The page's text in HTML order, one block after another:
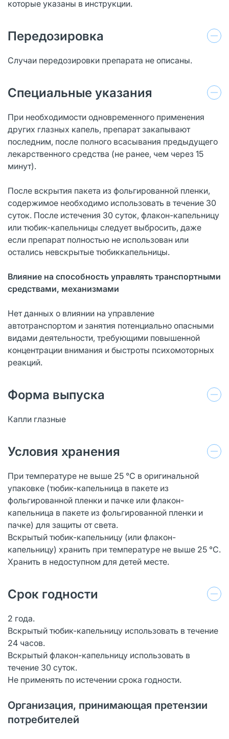
которые указаны в инструкции.
Передозировка
Случаи передозировки препарата не описаны.
Специальные указания
При необходимости одновременного применения
других глазных капель, препарат закапывают
последним, после полного всасывания предыдущего
лекарственного средства (не ранее, чем через 15
минут).
После вскрытия пакета из фольгированной пленки,
содержимое необходимо использовать в течение 30
суток. После истечения 30 суток, флакон-капельницу
или тюбик-капельницы следует выбросить, даже
если препарат полностью не использован или
остались невскрытые тюбиккапельницы.
Влияние на способность управлять транспортными
средствами, механизмами
Нет данных о влиянии на управление
автотранспортом и занятия потенциально опасными
видами деятельности, требующими повышенной
концентрации внимания и быстроты психомоторных
реакций.
Форма выпуска
Капли глазные
Условия хранения
При температуре не выше 25 °С в оригинальной
упаковке (тюбик-капельница в пакете из
фольгированной пленки и пачке или флакон-
капельница в пакете из фольгированной пленки и
пачке) для защиты от света.
Вскрытый тюбик-капельницу (или флакон-
капельницу) хранить при температуре не выше 25 °С.
Хранить в недоступном для детей месте.
Срок годности
2 года.
Вскрытый тюбик-капельницу использовать в течение
24 часов.
Вскрытый флакон-капельницу использовать в
течение 30 суток.
Не применять по истечении срока годности.
Организация, принимающая претензии
потребителей